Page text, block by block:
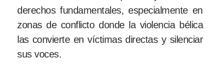
derechos fundamentales, especialmente en
zonas de conflicto donde la violencia bélica
las convierte en víctimas directas y silenciar
sus voces.